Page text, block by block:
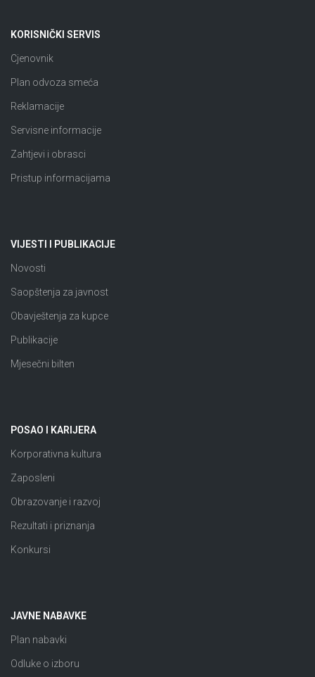
KORISNIČKI SERVIS
Cjenovnik
Plan odvoza smeća
Reklamacije
Servisne informacije
Zahtjevi i obrasci
Pristup informacijama
VIJESTI I PUBLIKACIJE
Novosti
Saopštenja za javnost
Obavještenja za kupce
Publikacije
Mjesečni bilten
POSAO I KARIJERA
Korporativna kultura
Zaposleni
Obrazovanje i razvoj
Rezultati i priznanja
Konkursi
JAVNE NABAVKE
Plan nabavki
Odluke o izboru